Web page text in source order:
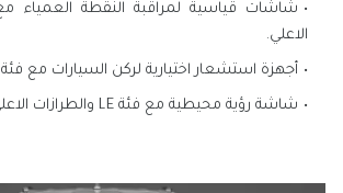
الاعلي.
أجهزة استشعار اختيارية لركن السيارات مع فئة LE والطرازات الاعلي.
شاشة رؤية محيطية مع فئة LE والطرازات الاعلي.